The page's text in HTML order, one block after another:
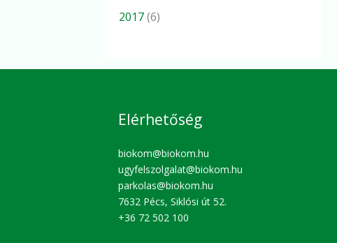
2017(6)
Elérhetőség
biokom@biokom.hu
ugyfelszolgalat@biokom.hu
parkolas@biokom.hu
7632 Pécs, Siklósi út 52.
+36 72 502 100